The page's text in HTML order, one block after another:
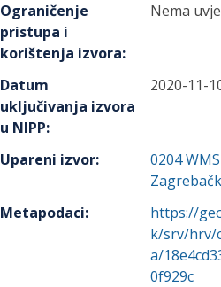
Ograničenje
pristupa i
korištenja izvora:
Nema
Datum
uključivanja izvora
u NIPP:
2020-11-
Upareni izvor: 0204
Metapodaci:
https://
k/srv/hrv/
a/
0f929c